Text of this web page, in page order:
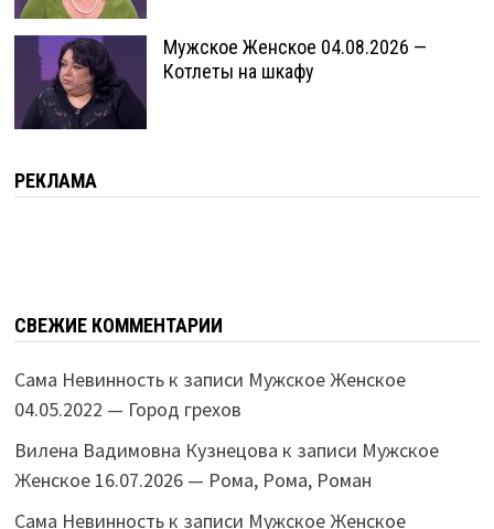
Мужское Женское 04.08.2026 —
Котлеты на шкафу
РЕКЛАМА
СВЕЖИЕ КОММЕНТАРИИ
Сама Невинностьк записи Мужское Женское
04.05.2022 — Город грехов
Вилена Вадимовна Кузнецова к записи Мужское
Женское 16.07.2026 — Рома, Рома, Роман
Сама Невинностьк записи Мужское Женское